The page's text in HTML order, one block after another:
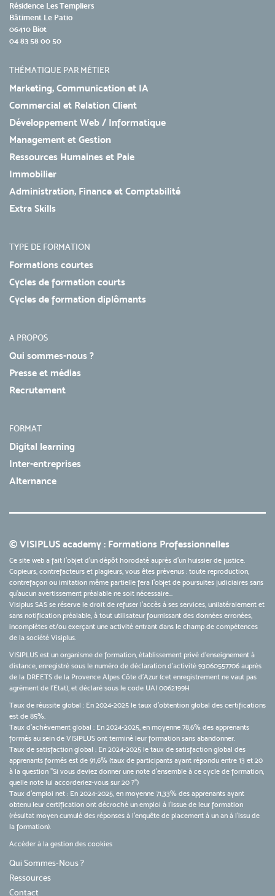
Résidence Les Templiers
Bâtiment Le Patio
06410 Biot
04 83 58 00 50
THÉMATIQUE PAR MÉTIER
Marketing, Communication et IA
Commercial et Relation Client
Développement Web / Informatique
Management et Gestion
Ressources Humaines et Paie
Immobilier
Administration, Finance et Comptabilité
Extra Skills
TYPE DE FORMATION
Formations courtes
Cycles de formation courts
Cycles de formation diplômants
A PROPOS
Qui sommes-nous ?
Presse et médias
Recrutement
FORMAT
Digital learning
Inter-entreprises
Alternance
© VISIPLUS academy : Formations Professionnelles
Ce site web a fait l'objet d'un dépôt horodaté auprès d'un huissier de justice.
Copieurs, contrefacteurs et plagieurs, vous êtes prévenus : toute reproduction,
contrefaçon ou imitation même partielle fera l'objet de poursuites judiciaires sans
qu’aucun avertissement préalable ne soit nécessaire...
Visiplus SAS se réserve le droit de refuser l'accès à ses services, unilatéralement et
sans notification préalable, à tout utilisateur fournissant des données erronées,
incomplètes et/ou exerçant une activité entrant dans le champ de compétences
de la société Visiplus.
VISIPLUS est un organisme de formation, établissement privé d’enseignement à
distance, enregistré sous le numéro de déclaration d’activité 93060557706 auprès
de la DREETS de la Provence Alpes Côte d’Azur (cet enregistrement ne vaut pas
agrément de l’Etat), et déclaré sous le code UAI 0062199H
Taux de réussite global : En 2024-2025 le taux d'obtention global des certifications
est de 85%.
Taux d’achèvement global : En 2024-2025, en moyenne 78,6% des apprenants
formés au sein de VISIPLUS ont terminé leur formation sans abandonner.
Taux de satisfaction global : En 2024-2025 le taux de satisfaction global des
apprenants formés est de 91,6% (taux de participants ayant répondu entre 13 et 20
à la question "Si vous deviez donner une note d’ensemble à ce cycle de formation,
quelle note lui accorderiez-vous sur 20 ?")
Taux d’emploi net : En 2024-2025, en moyenne 71,33% des apprenants ayant
obtenu leur certification ont décroché un emploi à l'issue de leur formation
(résultat moyen cumulé des réponses à l'enquête de placement à un an à l'issu de
la formation).
Accéder à la gestion des cookies
Qui Sommes-Nous ?
Ressources
Contact